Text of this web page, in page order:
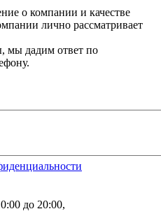
о компании и качестве
лично рассматривает
мы дадим ответ по
до 20:00,